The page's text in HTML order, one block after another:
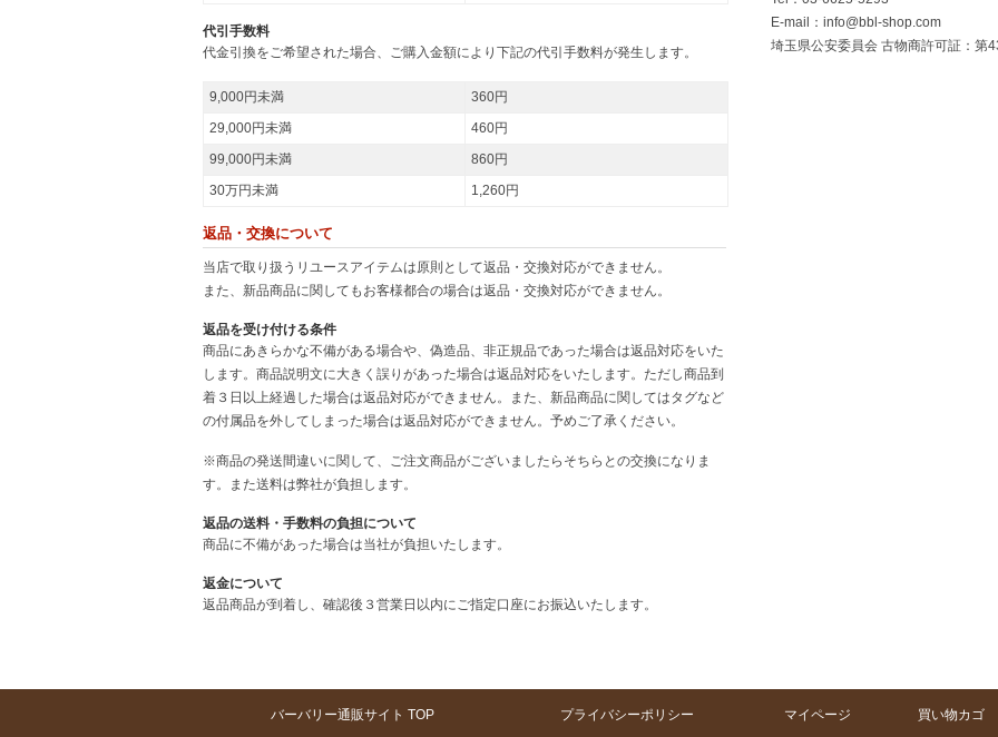
代引手数料
代金引換をご希望された場合、ご購入金額により下記の代引手数料が発生します。
9,000円未満
360円
29,000円未満
460円
99,000円未満
860円
30万円未満
1,260円
返品・交換について
当店で取り扱うリユースアイテムは原則として返品・交換対応ができません。
また、新品商品に関してもお客様都合の場合は返品・交換対応ができません。
返品を受け付ける条件
商品にあきらかな不備がある場合や、偽造品、非正規品であった場合は返品対応をいた
します。商品説明文に大きく誤りがあった場合は返品対応をいたします。ただし商品到
着３日以上経過した場合は返品対応ができません。また、新品商品に関してはタグなど
の付属品を外してしまった場合は返品対応ができません。予めご了承ください。
※商品の発送間違いに関して、ご注文商品がございましたらそちらとの交換になりま
す。また送料は弊社が負担します。
返品の送料・手数料の負担について
商品に不備があった場合は当社が負担いたします。
返金について
返品商品が到着し、確認後３営業日以内にご指定口座にお振込いたします。
E-mail：info@bbl-shop.com
埼玉県公安委員会 古物商許可証：第
バーバリー通販サイト TOP プライバシーポリシー マイページ 買い物カゴ